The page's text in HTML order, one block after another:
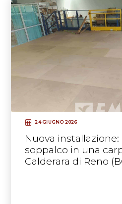
24 GIUGNO 2026
Nuova installazione:
soppalco in una
Calderara di Reno